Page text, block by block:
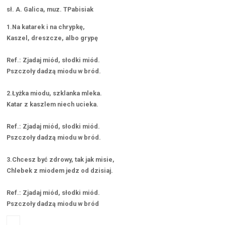
sł. A. Galica, muz. TPabisiak
1.Na katarek i na chrypkę,
Kaszel, dreszcze, albo grypę
Ref.: Zjadaj miód, słodki miód.
Pszczoły dadzą miodu w bród.
2.Łyżka miodu, szklanka mleka.
Katar z kaszlem niech ucieka.
Ref.: Zjadaj miód, słodki miód.
Pszczoły dadzą miodu w bród.
3.Chcesz być zdrowy, tak jak misie,
Chlebek z miodem jedz od dzisiaj.
Ref.: Zjadaj miód, słodki miód.
Pszczoły dadzą miodu w bród